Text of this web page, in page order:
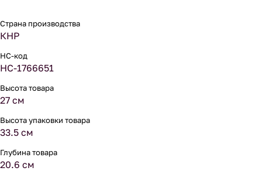
Страна производства
КНР
НС-код
НС-1766651
Высота товара
27 см
Высота упаковки товара
33.5 см
Глубина товара
20.6 см